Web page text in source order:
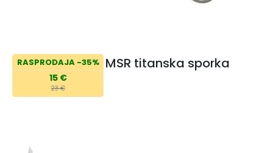
RASPRODAJA -35%
15 €
23 €
MSR titanska sporka